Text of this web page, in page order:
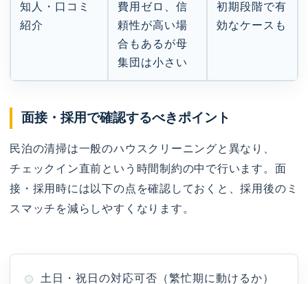
知人・口コミ
紹介
費用ゼロ、信
頼性が高い場
合もあるが母
集団は小さい
初期段階で有
効なケースも
面接・採用で確認するべきポイント
民泊の清掃は一般のハウスクリーニングと異なり、
チェックイン直前という時間制約の中で行います。面
接・採用時には以下の点を確認しておくと、採用後のミ
スマッチを減らしやすくなります。
土日・祝日の対応可否（繁忙期に動けるか）